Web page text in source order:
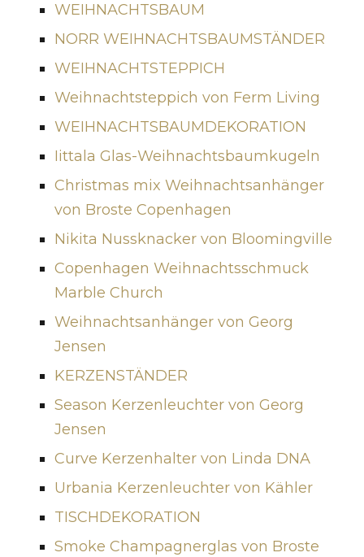
WEIHNACHTSBAUM
NORR WEIHNACHTSBAUMSTÄNDER
WEIHNACHTSTEPPICH
Weihnachtsteppich von Ferm Living
WEIHNACHTSBAUMDEKORATION
Iittala Glas-Weihnachtsbaumkugeln
Christmas mix Weihnachtsanhänger
von Broste Copenhagen
Nikita Nussknacker von Bloomingville
Copenhagen Weihnachtsschmuck
Marble Church
Weihnachtsanhänger von Georg
Jensen
KERZENSTÄNDER
Season Kerzenleuchter von Georg
Jensen
Curve Kerzenhalter von Linda DNA
Urbania Kerzenleuchter von Kähler
TISCHDEKORATION
Smoke Champagnerglas von Broste